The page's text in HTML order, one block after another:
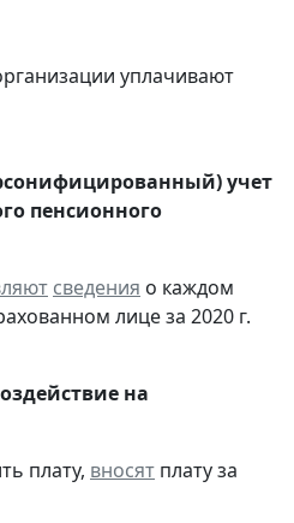
уплачивают
учет
пенсионного
сведения о каждом
лице за 2020 г.
на
плату, вносят плату за